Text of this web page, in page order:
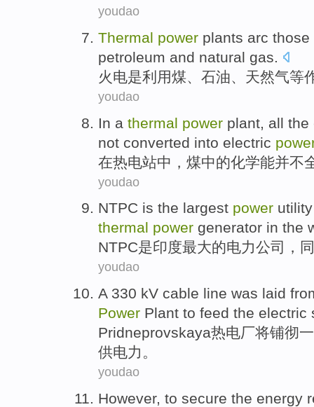
youdao
Thermal power plants arc those
petroleum and natural gas.
火电是利用煤、 石油、天然气等
youdao
In a thermal power plant all the
not converted into electric
在热电站中， 煤中的化学能并不
youdao
NTPC is the largest power
thermal power generator in the
NTPC是印度最大的电力公司，
youdao
A330 kV cable line was laid
Power Plant to feed the electric
Pridneprovskaya热电厂将铺彻
供电力 。
youdao
However, to secure the energy